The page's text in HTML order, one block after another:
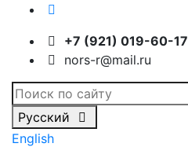
+7 (921) 019-60-17
nors-r@mail.ru
Русский
English